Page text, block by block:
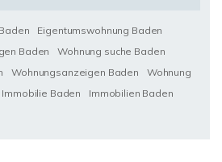
Eigentumswohnung Baden
Baden
Wohnung suche Baden
Wohnungsanzeigen Baden
Wohnung
Immobilie Baden
Immobilien Baden